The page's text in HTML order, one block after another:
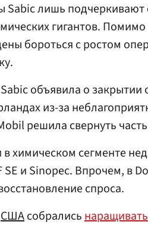
Sabic лишь
гигантов. Помимо
бороться с ростом
объявила о закрытии
из-за
решила свернуть
химическом сегменте
SE и Sinopec. Впрочем, в
спроса.
СШАсобрались